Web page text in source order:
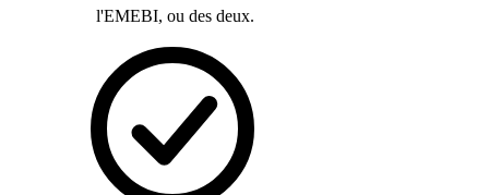
l'EMEBI, ou des deux.